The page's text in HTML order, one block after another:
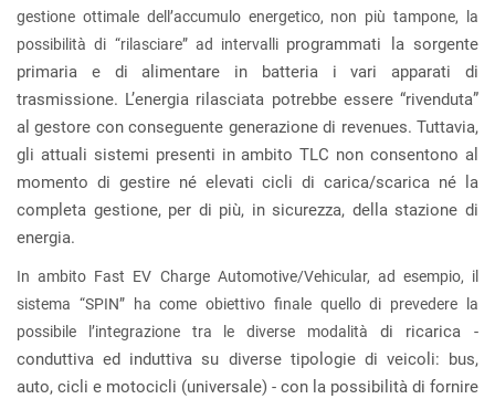
gestione ottimale dell’accumulo energetico, non più tampone, la
possibilità di “rilasciare” ad intervalli programmati la sorgente
primaria e di alimentare in batteria i vari apparati di
trasmissione. L’energia rilasciata potrebbe essere “rivenduta”
al gestore con conseguente generazione di revenues. Tuttavia,
gli attuali sistemi presenti in ambito TLC non consentono al
momento di gestire né elevati cicli di carica/scarica né la
completa gestione, per di più, in sicurezza, della stazione di
energia.
In ambito Fast EV Charge Automotive/Vehicular, ad esempio, il
sistema “SPIN” ha come obiettivo finale quello di prevedere la
possibile l’integrazione tra le diverse modalità di ricarica -
conduttiva ed induttiva su diverse tipologie di veicoli: bus,
auto, cicli e motocicli (universale) - con la possibilità di fornire